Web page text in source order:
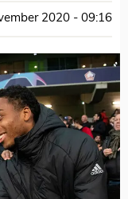
2020 - 09:16